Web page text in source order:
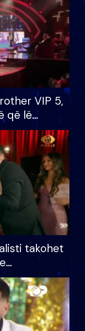
VIP 5,
që lë
për
takohet
letër